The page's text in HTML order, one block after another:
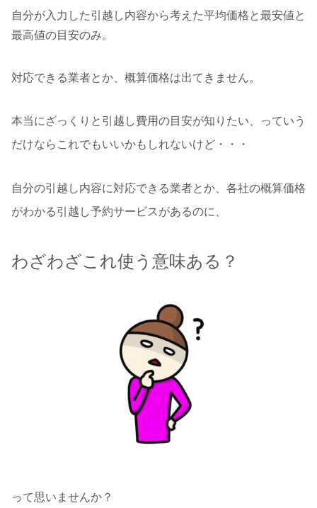
自分が入力した引越し内容から考えた平均価格と最安値と
最高値の目安のみ。
対応できる業者とか、概算価格は出てきません。
本当にざっくりと引越し費用の目安が知りたい、っていう
だけならこれでもいいかもしれないけど・・・
自分の引越し内容に対応できる業者とか、各社の概算価格
がわかる引越し予約サービスがあるのに、
わざわざこれ使う意味ある？
って思いませんか？